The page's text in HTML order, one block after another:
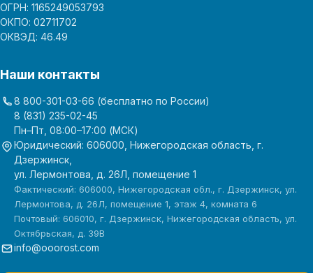
ОГРН: 1165249053793
ОКПО: 02711702
ОКВЭД: 46.49
Наши контакты
8 800-301-03-66 (бесплатно по России)
8 (831) 235-02-45
Пн–Пт, 08:00–17:00 (МСК)
Юридический: 606000, Нижегородская область, г.
Дзержинск,
ул. Лермонтова, д. 26Л, помещение 1
Фактический: 606000, Нижегородская обл., г. Дзержинск, ул.
Лермонтова, д. 26Л, помещение 1, этаж 4, комната 6
Почтовый: 606010, г. Дзержинск, Нижегородская область, ул.
Октябрьская, д. 39В
info@ooorost.com